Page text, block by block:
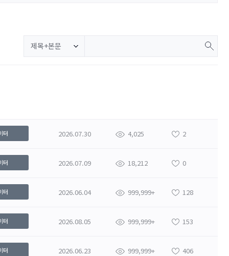
제목+본문
터 2026.07.30 4,025 2
터 2026.07.09 18,212 0
터 2026.06.04 999,999+ 128
터 2026.08.05 999,999+ 153
터 2026.06.23 999,999+ 406